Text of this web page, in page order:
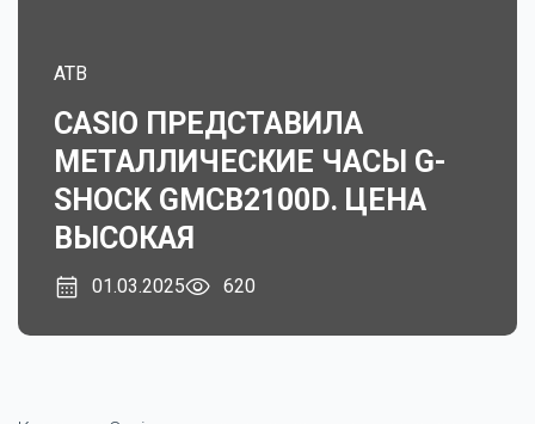
ATB
CASIO ПРЕДСТАВИЛА
МЕТАЛЛИЧЕСКИЕ ЧАСЫ G-
SHOCK GMCB2100D. ЦЕНА
ВЫСОКАЯ
01.03.2025 620